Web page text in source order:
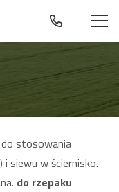
stosowania
siewu w ściernisko.
do rzepaku